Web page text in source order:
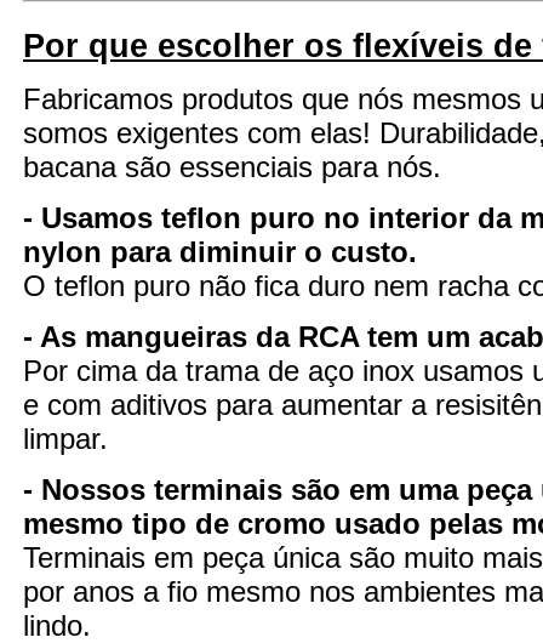
Por que escolher os flexíveis de
Fabricamos produtos que nós mesmos
somos exigentes com elas!
bacana são essenciais para nós.
- Usamos teflon puro no interior da
nylon para diminuir o custo.
O teflon puro não fica duro nem racha
- As mangueiras da RCA tem um
Por cima da trama de aço inox usamos
e com aditivos para aumentar a
limpar.
- Nossos terminais são em uma
mesmo tipo de cromo usado pelas
Terminais em peça única são muito
por anos a fio mesmo nos ambientes
lindo.